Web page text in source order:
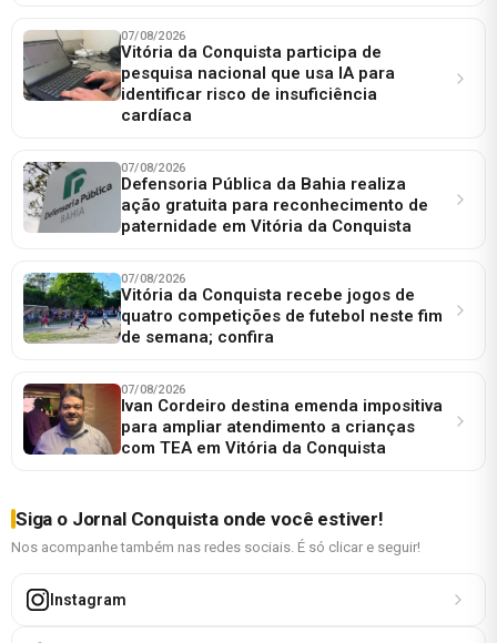
07/08/2026
Vitória da Conquista participa de
pesquisa nacional que usa IA para
identificar risco de insuficiência
cardíaca
07/08/2026
Defensoria Pública da Bahia realiza
ação gratuita para reconhecimento de
paternidade em Vitória da Conquista
07/08/2026
Vitória da Conquista recebe jogos de
quatro competições de futebol neste fim
de semana; confira
07/08/2026
Ivan Cordeiro destina emenda impositiva
para ampliar atendimento a crianças
com TEA em Vitória da Conquista
Siga o Jornal Conquista onde você estiver!
Nos acompanhe também nas redes sociais. É só clicar e seguir!
Instagram